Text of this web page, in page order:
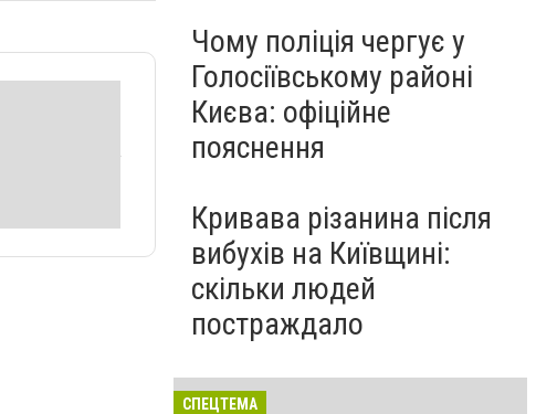
Чому поліція чергує у
Голосіївському районі
Києва: офіційне
пояснення
Кривава різанина після
вибухів на Київщині:
скільки людей
постраждало
СПЕЦТЕМА